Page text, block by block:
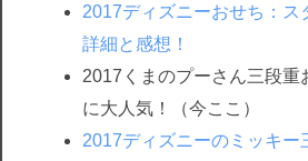
2017ディズニーおせち：ス
詳細と感想！
2017くまのプーさん三段重
に大人気！（今ここ）
2017ディズニーのミッキー